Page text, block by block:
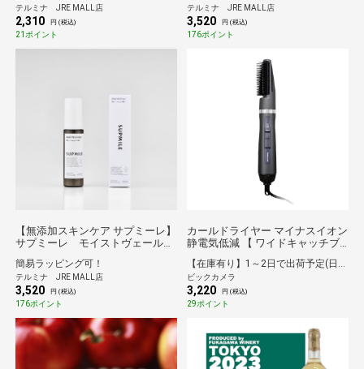
テルミナ JRE MALL店
2,310 円 (税込)
21ポイント
テルミナ JRE MALL店
3,520 円 (税込)
176ポイント
【無添加スキンケア サプミーレ】
サプミーレ モイストヴェールク
簡易ラッピング可！
テルミナ JRE MALL店
3,520 円 (税込)
176ポイント
カールドライヤー マイナスイオン
静電気低減 【 ワイドキャッチブ
ラシ / ロールブローブラシ 付 】
軽量 ブラシ4方向調整可 冷温風 回
転式コード ラク抜きプラグ ブラ
シ水洗い可 ブラック ブラック
TC365A-K
【在庫有り】1～2日で出荷予定(日付指定可)
ビックカメラ
3,220 円 (税込)
29ポイント